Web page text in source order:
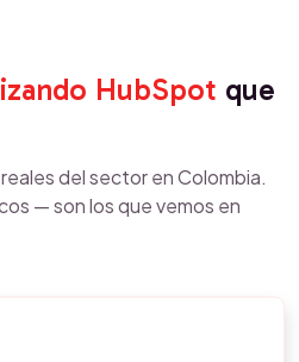
HubSpot que
del sector en Colombia.
— son los que vemos en